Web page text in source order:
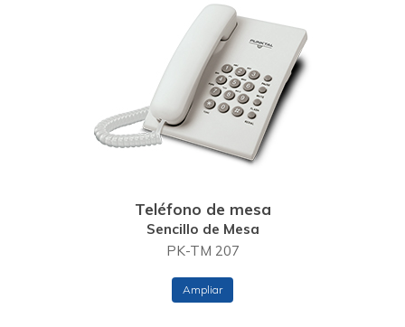
Teléfono de mesa
Sencillo de Mesa
PK-TM 207
Ampliar